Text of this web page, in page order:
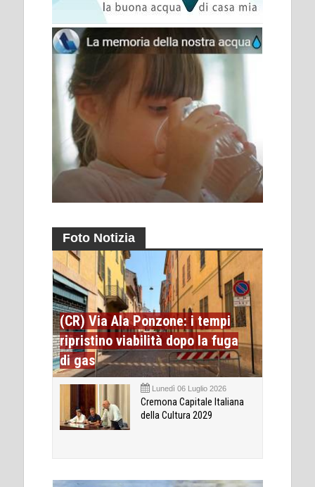
Foto Notizia
(CR) Via Ala Ponzone: i tempi
ripristino viabilità dopo la fuga
di gas
Lunedì 06 Luglio 2026
Cremona Capitale Italiana
della Cultura 2029